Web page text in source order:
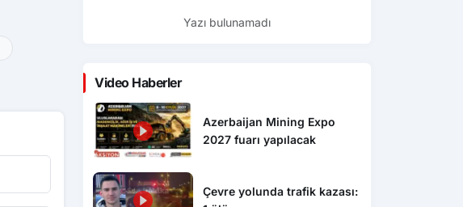
Yazı bulunamadı
Video Haberler
Azerbaijan Mining Expo
2027 fuarı yapılacak
Çevre yolunda trafik kazası: